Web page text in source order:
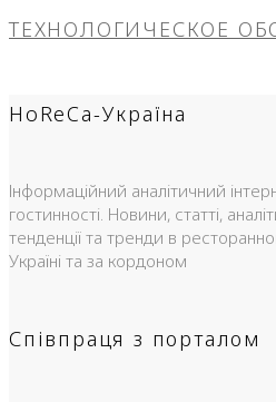
ТЕХНОЛОГИЧЕСКОЕ
HoReCa-Україна
Інформаційний аналітичний
гостинності. Новини, статті,
тенденції та тренди в
Україні та за кордоном
Співпраця з порталом